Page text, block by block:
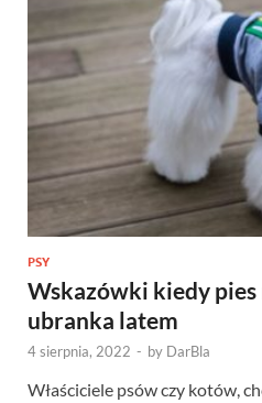
PSY
Wskazówki kiedy pies
ubranka latem
4 sierpnia, 2022 - by DarBla
Właściciele psów czy kotów,